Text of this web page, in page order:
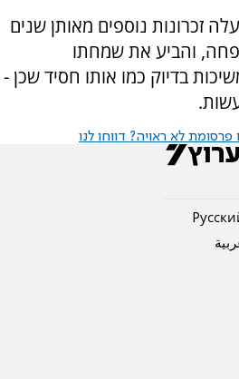
זכרונות נוספים מאותן שנים
והביע את שמחתו
בדיוק כמו אותו חסיד שכן -
לא ראויה? דווחו לנו